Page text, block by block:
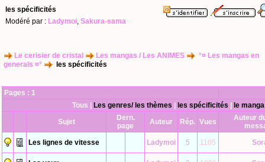
les spécificités
Modéré par : Ladymoi, Sakura-sama
Le cerisier de cristal Les mangas / Les ANIMES
°¤ Les mangas en
generals ¤°
les spécificités
Pages : 1
Tous
Les genres/ les thèmes les spécificités
le
Sujet
Dern.
page
Auteur Rép. Vues
Auteur
Les lignes de vitesse
Ladymoi 5 1105